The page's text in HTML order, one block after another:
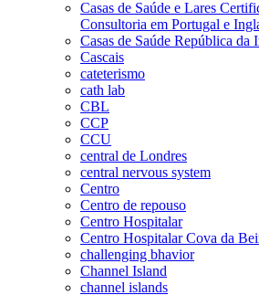
Casas de Saúde e Lares
Consultoria em Portugal e
Casas de Saúde República da
Cascais
cateterismo
cath lab
CBL
CCP
CCU
central de Londres
central nervous system
Centro
Centro de repouso
Centro Hospitalar
Centro Hospitalar Cova da
challenging bhavior
Channel Island
channel islands